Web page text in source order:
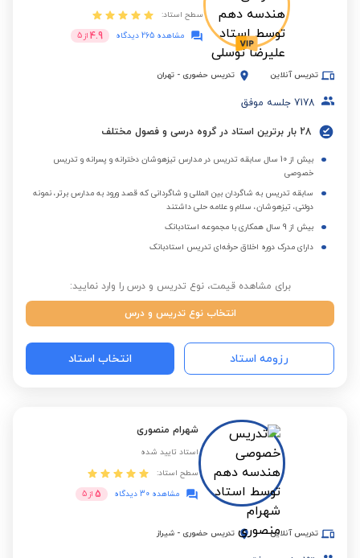
سطح استاد:
مشاهده 265 دیدگاه
4.9 از 5
تدریس آنلاین تدریس حضوری - تهران
7178 جلسه موفق
28 بار برترین استاد در گروه درسی و فصول مختلف
بیش از 10 سال سابقه تدریس در مدارس تیزهوشان دخترانه و پسرانه و تدریس
خصوصی
سابقه تدریس به شاگردان بین المللی و شاگردانی که قصد ورود به مدارس برتر، نمونه
دولتی، تیزهوشان، سلام و علامه حلی داشتند
بیش از 9 سال همکاری با مجموعه استادبانک
دارای مدرک دوره اخلاق حرفه‌ای تدریس استادبانک
برای مشاهده قیمت، نوع تدریس و درس را وارد نمایید:
انتخاب نوع تدریس و درس
رزومه استاد انتخاب استاد
شهرام منصوری
استاد تایید شده
سطح استاد:
مشاهده 30 دیدگاه
5 از 5
تدریس آنلاین تدریس حضوری - شیراز